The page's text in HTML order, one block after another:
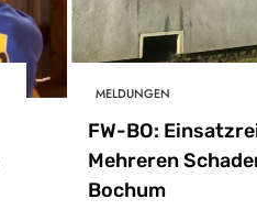
MELDUNGEN
FW-BO:
Mehreren
Bochum